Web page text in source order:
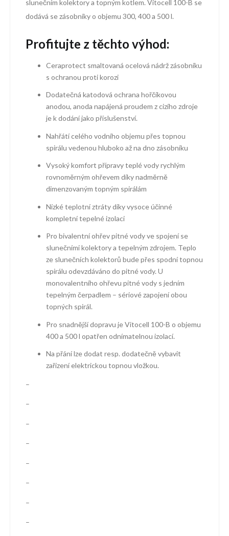
slunečním kolektory a topným kotlem. Vitocell 100-B se
dodává se zásobníky o objemu 300, 400 a 500 l.
Profitujte z těchto výhod:
Ceraprotect smaltovaná ocelová nádrž zásobníku
s ochranou proti korozi
Dodatečná katodová ochrana hořčíkovou
anodou, anoda napájená proudem z cizího zdroje
je k dodání jako příslušenství.
Nahřátí celého vodního objemu přes topnou
spirálu vedenou hluboko až na dno zásobníku
Vysoký komfort přípravy teplé vody rychlým
rovnoměrným ohřevem díky nadměrně
dimenzovaným topným spirálám
Nízké teplotní ztráty díky vysoce účinné
kompletní tepelné izolaci
Pro bivalentní ohřev pitné vody ve spojení se
slunečními kolektory a tepelným zdrojem. Teplo
ze slunečních kolektorů bude přes spodní topnou
spirálu odevzdáváno do pitné vody. U
monovalentního ohřevu pitné vody s jedním
tepelným čerpadlem – sériové zapojení obou
topných spirál.
Pro snadnější dopravu je Vitocell 100-B o objemu
400 a 500 l opatřen odnímatelnou izolací.
Na přání lze dodat resp. dodatečně vybavit
zařízení elektrickou topnou vložkou.
–
–
–
–
–
–
–
–